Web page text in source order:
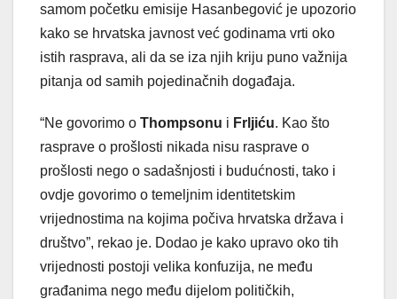
samom početku emisije Hasanbegović je upozorio
kako se hrvatska javnost već godinama vrti oko
istih rasprava, ali da se iza njih kriju puno važnija
pitanja od samih pojedinačnih događaja.
“Ne govorimo o Thompsonu i Frljiću. Kao što
rasprave o prošlosti nikada nisu rasprave o
prošlosti nego o sadašnjosti i budućnosti, tako i
ovdje govorimo o temeljnim identitetskim
vrijednostima na kojima počiva hrvatska država i
društvo”, rekao je. Dodao je kako upravo oko tih
vrijednosti postoji velika konfuzija, ne među
građanima nego među dijelom političkih,